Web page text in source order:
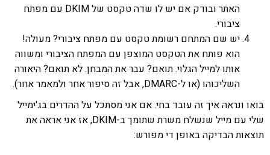
האתר ובודק אם יש לו שדה טקסט של DKIM עם מפתח
ציבורי.
יש שם המתחם רשומת טקסט עם מפתח ציבורי? מעולה!
הוא פותח את הטקסט המוצפן עם המפתח הציבורי ומשווה
אותו למייל הגלוי. תואם? עבר את המבחן. לא תואם? היאורה
השליכוהו (או ל-DMARC, אבל זה סיפור אחר ולמאמר אחר).
בואו ונראה איך זה עובד בחי. אם אני מסתכל על ההדרים בג'ימייל
שלי עם מייל שנשלח משרת שתומך ב-DKIM, אז אני אראה את
תוצאות הבדיקה באופן די מפורש: